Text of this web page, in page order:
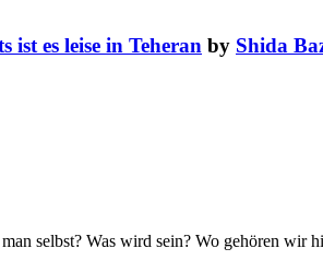
ist es leise in Teheran by Shida
selbst? Was wird sein? Wo gehören wir